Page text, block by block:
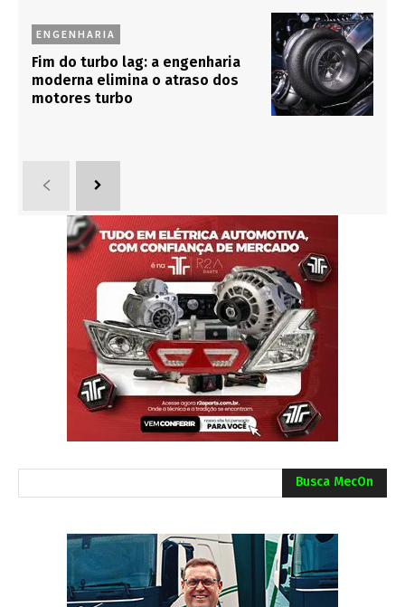
ENGENHARIA
Fim do turbo lag: a engenharia
moderna elimina o atraso dos
motores turbo
Busca MecOn